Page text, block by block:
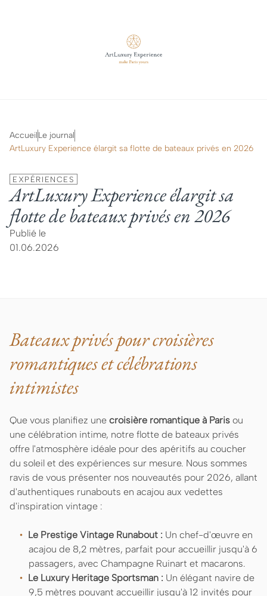
AccueilLe journal
ArtLuxury Experience élargit sa flotte de bateaux privés en 2026
EXPÉRIENCES
ArtLuxury Experience élargit sa
flotte de bateaux privés en 2026
Publié le
01.06.2026
Bateaux privés pour croisières
romantiques et célébrations
intimistes
Que vous planifiez une croisière romantique à Paris ou
une célébration intime, notre flotte de bateaux privés
offre l'atmosphère idéale pour des apéritifs au coucher
du soleil et des expériences sur mesure. Nous sommes
ravis de vous présenter nos nouveautés pour 2026, allant
d'authentiques runabouts en acajou aux vedettes
d'inspiration vintage :
Le Prestige Vintage Runabout : Un chef-d'œuvre en
acajou de 8,2 mètres, parfait pour accueillir jusqu'à 6
passagers, avec Champagne Ruinart et macarons.
Le Luxury Heritage Sportsman : Un élégant navire de
9,5 mètres pouvant accueillir jusqu'à 12 invités pour